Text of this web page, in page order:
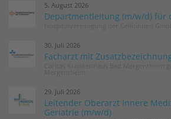
5. August 2026
Departmentleitung (m/w/d) für
30. Juli 2026
Facharzt mit
29. Juli 2026
Leitender Oberarzt Innere
Geriatrie (m/w/d)